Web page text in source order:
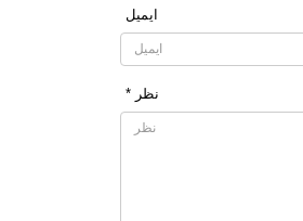
ایمیل
* نظر